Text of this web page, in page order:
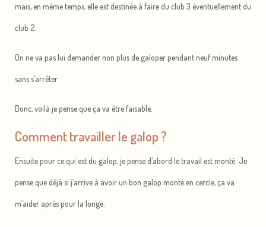
mais, en même temps, elle est destinée à faire du club 3 éventuellement du
club 2.
On ne va pas lui demander non plus de galoper pendant neuf minutes
sans s’arrêter.
Donc, voilà je pense que ça va être faisable.
Comment travailler le galop ?
Ensuite pour ce qui est du galop, je pense d’abord le travail est monté. Je
pense que déjà si j’arrive à avoir un bon galop monté en cercle, ça va
m’aider après pour la longe.